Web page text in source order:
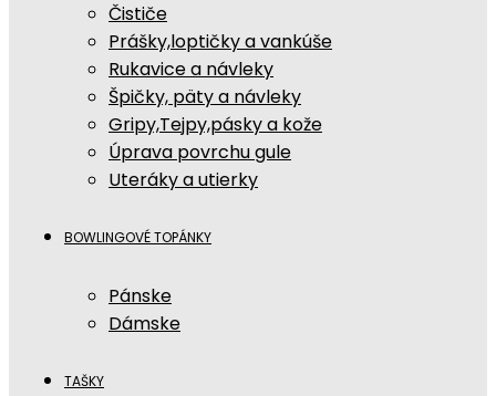
Čističe
Prášky,loptičky a vankúše
Rukavice a návleky
Špičky, päty a návleky
Gripy,Tejpy,pásky a kože
Úprava povrchu gule
Uteráky a utierky
BOWLINGOVÉ TOPÁNKY
Pánske
Dámske
TAŠKY